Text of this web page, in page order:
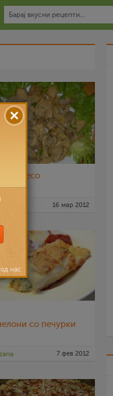
месо
16 мар 2012
со печурки
7 фев 2012